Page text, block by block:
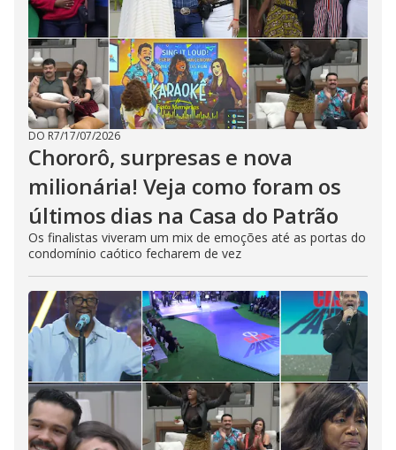
DO R7/17/07/2026
Chororô, surpresas e nova
milionária! Veja como foram os
últimos dias na Casa do Patrão
Os finalistas viveram um mix de emoções até as portas do
condomínio caótico fecharem de vez